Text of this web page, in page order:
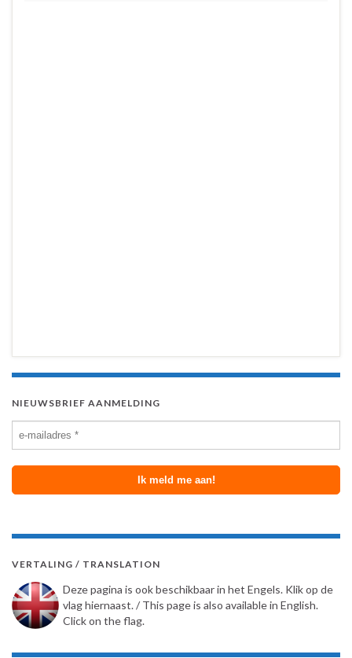
NIEUWSBRIEF AANMELDING
VERTALING / TRANSLATION
Deze pagina is ook beschikbaar in het Engels. Klik op de
vlag hiernaast. / This page is also available in English.
Click on the flag.